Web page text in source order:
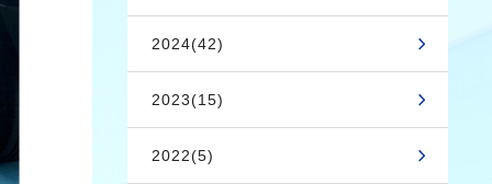
2024(42)
2023(15)
2022(5)